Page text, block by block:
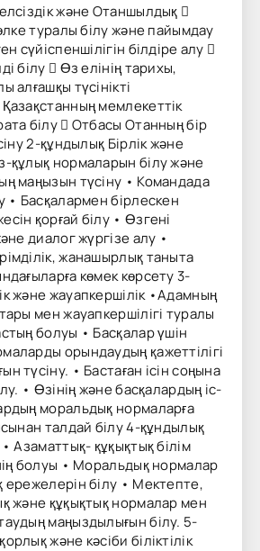
және Отаншылдық 
туралы білу және пайымдау
сүйіспеншілігін білдіре алу 
білу  Өз елінің тарихы,
алғашқы түсінікті
мемлекеттік
білу  Отбасы Отанның бір
2-құндылық Бірлік және
құлық нормаларын білу және
маңызын түсіну • Командада
• Басқалармен бірлескен
қорғай білу • Өзгені
диалог жүргізе алу •
жанашырлық таныта
көмек көрсету 3-
және жауапкершілік •Адамның
мен жауапкершілігі туралы
болуы • Басқалар үшін
орындаудың қажеттілігі
түсіну. • Бастаған ісін соңына
• Өзінің және басқалардың іс-
моральдық нормаларға
талдай білу 4-құндылық
Азаматтық- құқықтық білім
болуы • Моральдық нормалар
ережелерін білу • Мектепте,
және құқықтық нормалар мен
маңыздылығын білу. 5-
және кәсіби біліктілік